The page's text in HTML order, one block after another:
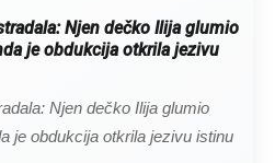
Njen dečko Ilija glumio
je obdukcija otkrila jezivu
Njen dečko Ilija glumio
je obdukcija otkrila jezivu istinu